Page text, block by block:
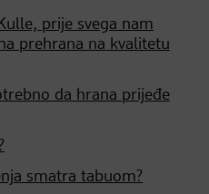
prije svega nam
prehrana na kvalitetu
da hrana prijeđe
smatra tabuom?